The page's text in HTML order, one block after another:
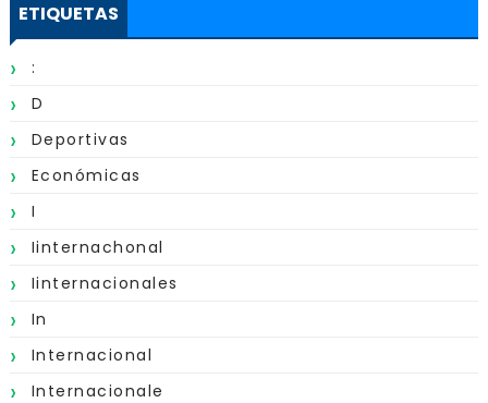
ETIQUETAS
:
D
Deportivas
Económicas
I
Iinternachonal
Iinternacionales
In
Internacional
Internacionale